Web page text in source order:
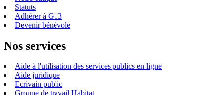
Statuts
Adhérer à G13
Devenir bénévole
Nos services
Aide à l'utilisation des services publics en ligne
Aide juridique
Ecrivain public
Groupe de travail Habitat